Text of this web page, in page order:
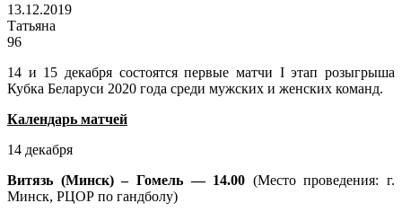
13.12.2019
Татьяна
96
14 и 15 декабря состоятся первые матчи I этап розыгрыша
Кубка Беларуси 2020 года среди мужских и женских команд.
Календарь матчей
14 декабря
Витязь (Минск) – Гомель — 14.00 (Место проведения: г.
Минск, РЦОР по гандболу)